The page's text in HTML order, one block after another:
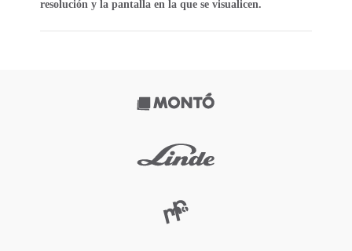
resolución y la pantalla en la que se visualicen.